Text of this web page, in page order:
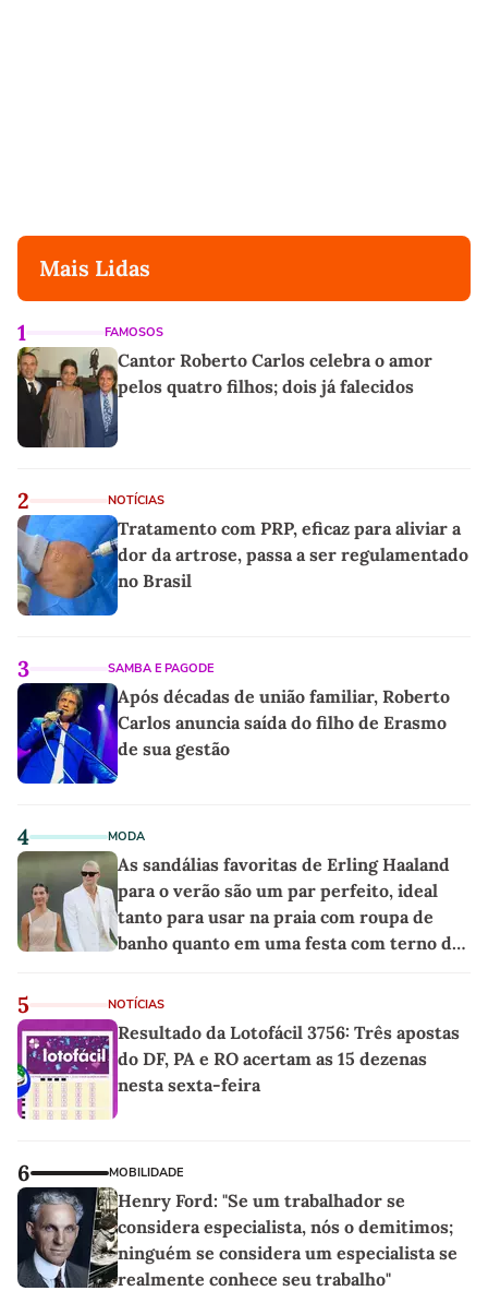
Mais Lidas
1 FAMOSOS
Cantor Roberto Carlos celebra o amor
pelos quatro filhos; dois já falecidos
2 NOTÍCIAS
Tratamento com PRP, eficaz para aliviar a
dor da artrose, passa a ser regulamentado
no Brasil
3 SAMBA E PAGODE
Após décadas de união familiar, Roberto
Carlos anuncia saída do filho de Erasmo
de sua gestão
4 MODA
As sandálias favoritas de Erling Haaland
para o verão são um par perfeito, ideal
tanto para usar na praia com roupa de
banho quanto em uma festa com terno de
5 NOTÍCIAS
Resultado da Lotofácil 3756: Três apostas
do DF, PA e RO acertam as 15 dezenas
nesta sexta-feira
6 MOBILIDADE
Henry Ford: "Se um trabalhador se
considera especialista, nós o demitimos;
ninguém se considera um especialista se
realmente conhece seu trabalho"